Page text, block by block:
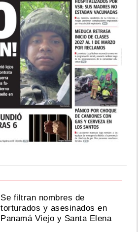
Se filtran nombres de
torturados y asesinados en
Panamá Viejo y Santa Elena